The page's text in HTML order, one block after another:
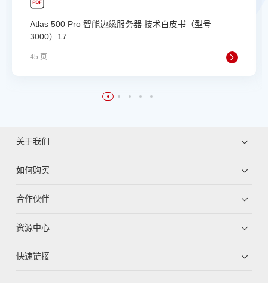
Atlas 500 Pro 智能边缘服务器 技术白皮书（型号
3000）17
45 页
关于我们
如何购买
合作伙伴
资源中心
快速链接